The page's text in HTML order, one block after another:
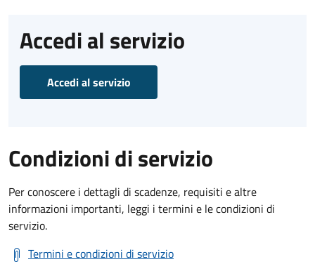
Accedi al servizio
Accedi al servizio
Condizioni di servizio
Per conoscere i dettagli di scadenze, requisiti e altre
informazioni importanti, leggi i termini e le condizioni di
servizio.
Termini e condizioni di servizio